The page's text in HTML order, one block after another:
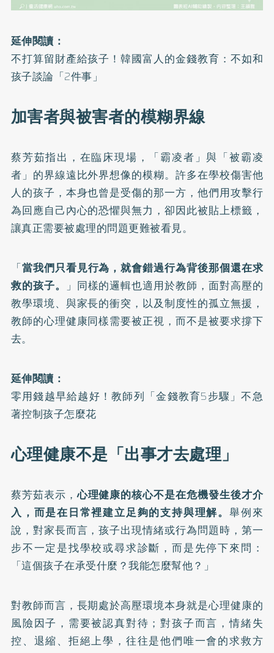
延伸閱讀：
不打算留財產給孩子！韓國富人的金錢教育：不如和
孩子談論「2件事」
加害者與被害者的模糊界線
蔡芳茹指出，在臨床現場，「霸凌者」與「被霸凌
者」的界線遠比外界想像的模糊。許多在學校傷害他
人的孩子，本身也曾是受傷的那一方，他們用攻擊行
為回應自己內心的恐懼與無力，卻因此被貼上標籤，
讓真正需要被處理的問題更難被看見。
「當我們只看見行為，就會錯過行為背後那個還在求
救的孩子。
」同樣的邏輯也適用於教師，面對高壓的
教學環境、與家長的衝突，以及制度性的孤立無援，
教師的心理健康同樣需要被正視，而不是被要求撐下
去。
延伸閱讀：
零用錢越早給越好！教師列「金錢教育5步驟」不急
著控制孩子怎麼花
心理健康不是「出事才去處理」
蔡芳茹表示，心理健康的核心不是在危機發生後才介
入，而是在日常裡建立足夠的支持與理解。 舉例來
說，對家長而言，孩子出現情緒或行為問題時，第一
步不一定是找學校或尋求診斷，而是先停下來問：
「這個孩子在承受什麼？我能怎麼幫他？」
對教師而言，長期處於高壓環境本身就是心理健康的
風險因子，需要被認真對待；對孩子而言，情緒失
控、退縮、拒絕上學，往往是他們唯一會的求救方